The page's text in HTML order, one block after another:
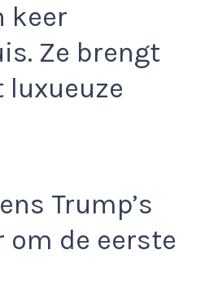
keer
Ze brengt
luxueuze
Trump’s
de eerste